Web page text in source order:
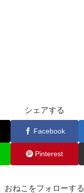
シェアする
Facebook
Pinterest
おねこをフォローする